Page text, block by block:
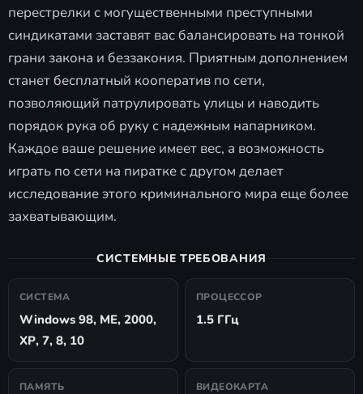
перестрелки с могущественными преступными
синдикатами заставят вас балансировать на тонкой
грани закона и беззакония. Приятным дополнением
станет бесплатный кооператив по сети,
позволяющий патрулировать улицы и наводить
порядок рука об руку с надежным напарником.
Каждое ваше решение имеет вес, а возможность
играть по сети на пиратке с другом делает
исследование этого криминального мира еще более
захватывающим.
СИСТЕМНЫЕ ТРЕБОВАНИЯ
СИСТЕМА
Windows 98, ME, 2000,
ХР, 7, 8, 10
ПРОЦЕССОР
1.5 ГГц
ПАМЯТЬ ВИДЕОКАРТА